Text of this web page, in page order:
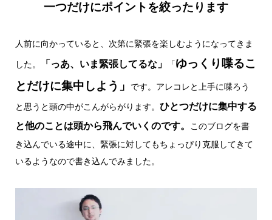
一つだけにポイントを絞ったります
人前に向かっていると、次第に緊張を楽しむようになってきま
した。 「っあ、いま緊張してるな」 「ゆっくり喋るこ
とだけに集中しよう」
です。アレコレと上手に喋ろう
と思うと頭の中がこんがらがります。 ひとつだけに集中する
と他のことは頭から飛んでいくのです。
このブログを書
き込んでいる途中に、緊張に対してもちょっぴり克服してきて
いるようなので書き込んでみました。